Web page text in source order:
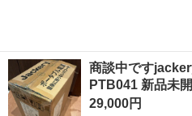
商談中です
PTB041 新品未
29,000円